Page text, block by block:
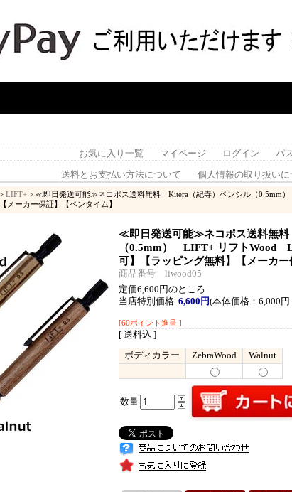
お気に入り一覧
マイページ ログイン パ
送料とお支払い方法について 個人情報の取り扱いに
> LIFT+ > ≪即日発送可能≫ネコポス送料無料 Kitera（紀寺）ペンシル（0.5mm
メーカー保証】【ペンタイム】
≪即日発送可能≫ネコポス送料無
（0.5mm） LIFT+ リフトWood
可】【ラッピング無料】【メーカー
商品番号 liwood05
定価6,600円のところ
当店特別価格 6,600円(本体価格：6,000
[60ポイント進呈 ]
[ 送料込 ]
ボディカラー ZebraWood Walnut
数量